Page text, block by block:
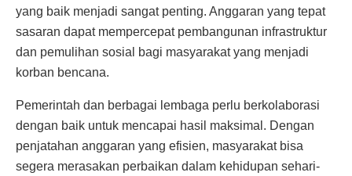
yang baik menjadi sangat penting. Anggaran yang tepat
sasaran dapat mempercepat pembangunan infrastruktur
dan pemulihan sosial bagi masyarakat yang menjadi
korban bencana.
Pemerintah dan berbagai lembaga perlu berkolaborasi
dengan baik untuk mencapai hasil maksimal. Dengan
penjatahan anggaran yang efisien, masyarakat bisa
segera merasakan perbaikan dalam kehidupan sehari-